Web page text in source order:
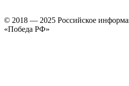
© 2018 — 2025 Российское
«Победа РФ»